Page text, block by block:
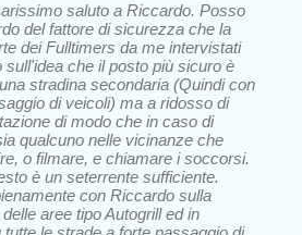
saluto a Riccardo. Posso
del fattore di sicurezza che la
dei Fulltimers da me intervistati
sull'idea che il posto più sicuro è
stradina secondaria (Quindi con
di veicoli) ma a ridosso di
di modo che in caso di
qualcuno nelle vicinanze che
o filmare, e chiamare i soccorsi.
è un seterrente sufficiente.
con Riccardo sulla
aree tipo Autogrill ed in